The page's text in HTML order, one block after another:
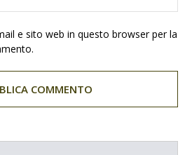
e sito web in questo browser per la